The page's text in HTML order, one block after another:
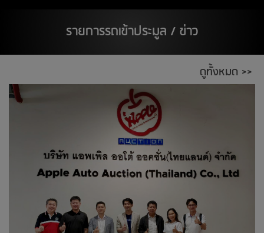
สิงหาคม 2569
ห้างอู้ฟู่ จ.ขอนแก่น
21
สิงหาคม 2569
สต๊อกแอพเพิล ชลบุรี
ตลาดฉัตรแก้ว พิษณุโลก
ติวานนท์
รายการรถเข้าประมูล / ข่าว
ดูทั้งหมด >>